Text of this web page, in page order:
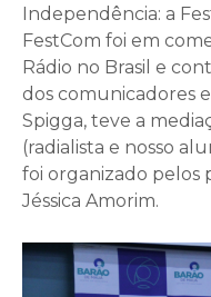
Independência: a
FestCom foi em
Rádio no Brasil e
dos comunicadores
Spigga, teve a
(radialista e nosso
foi organizado pelos
Jéssica Amorim.